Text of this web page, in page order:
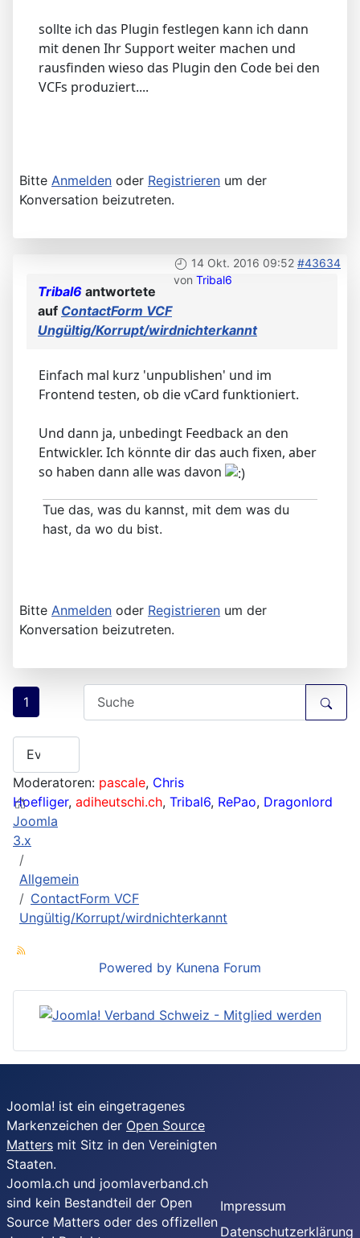
sollte ich das Plugin festlegen kann ich dann
mit denen Ihr Support weiter machen und
rausfinden wieso das Plugin den Code bei den
VCFs produziert....
Bitte Anmelden oder Registrieren um der
Konversation beizutreten.
14 Okt. 2016 09:52 #43634
von Tribal6
Tribal6 antwortete
auf ContactForm VCF
Ungültig/Korrupt/wirdnichterkannt
Einfach mal kurz 'unpublishen' und im
Frontend testen, ob die vCard funktioniert.
Und dann ja, unbedingt Feedback an den
Entwickler. Ich könnte dir das auch fixen, aber
so haben dann alle was davon
Tue das, was du kannst, mit dem was du
hast, da wo du bist.
Bitte Anmelden oder Registrieren um der
Konversation beizutreten.
1
Moderatoren: pascale, Chris
Hoefliger, adiheutschi.ch, Tribal6, RePao, Dragonlord
Joomla
3.x
Allgemein
ContactForm VCF
Ungültig/Korrupt/wirdnichterkannt
Powered by Kunena Forum
Joomla! ist ein eingetragenes
Markenzeichen der Open Source
Matters mit Sitz in den Vereinigten
Staaten.
Joomla.ch und joomlaverband.ch
sind kein Bestandteil der Open
Source Matters oder des offizellen
Impressum
Datenschutzerklärung